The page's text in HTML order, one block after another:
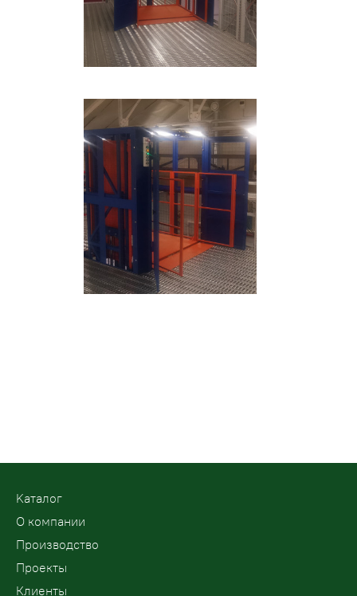
Kаталог
О компании
Производство
Проекты
Клиенты